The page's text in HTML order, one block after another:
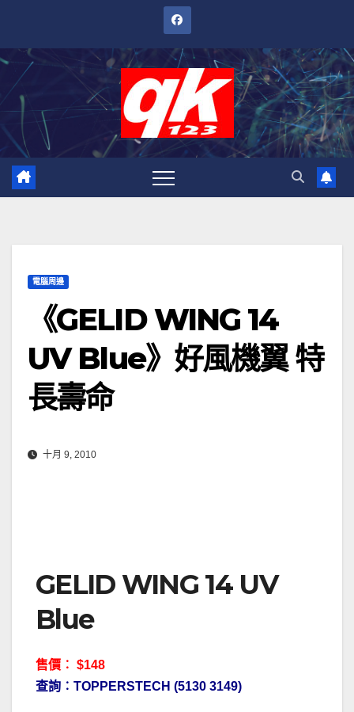
內
電腦周邊
《GELID WING 14
UV Blue》好風機翼 特
長壽命
十月 9, 2010
GELID WING 14 UV
Blue
售價︰ $148
查詢︰TOPPERSTECH (5130 3149)